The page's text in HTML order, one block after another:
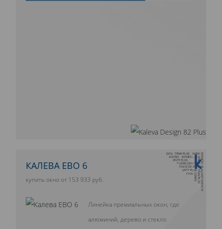
10 ЛЕТ ГАРАНТИИ
КАЛЕВА ЕВО 6
купить окно от 153 933 руб.
Линейка премиальных окон, где
алюминий, дерево и стекло